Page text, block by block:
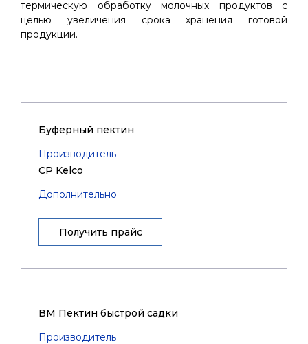
термическую обработку молочных продуктов с
целью увеличения срока хранения готовой
продукции.
Буферный пектин
Производитель
CP Kelco
Дополнительно
Получить прайс
ВМ Пектин быстрой садки
Производитель